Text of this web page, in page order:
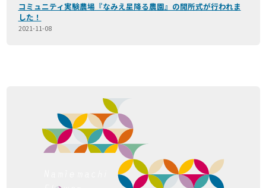
コミュニティ実験農場『なみえ星降る農園』の開所式が行われま
した！
2021-11-08